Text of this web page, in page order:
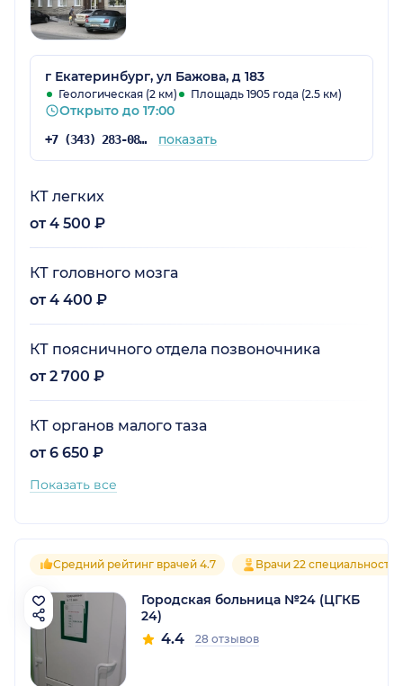
г Екатеринбург, ул Бажова, д 183
Геологическая (2 км) Площадь 1905 года (2.5 км)
Открыто до 17:00
+7 (343) 283-08-08 показать
КТ легких
от 4 500 ₽
КТ головного мозга
от 4 400 ₽
КТ поясничного отдела позвоночника
от 2 700 ₽
КТ органов малого таза
от 6 650 ₽
Показать все
Средний рейтинг врачей 4.7 Врачи 22 специальностей
Городская больница №24 (ЦГКБ
24)
4.4 28 отзывов